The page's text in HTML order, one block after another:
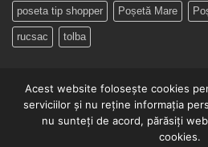
poseta tip shopper Poșetă Mare
rucsac tolba
CUNOAȘTE-NE!
POLITICA
Acest website folosește cookies
serviciilor și nu reține informația
nu sunteți de acord, părăsiți
cookies.